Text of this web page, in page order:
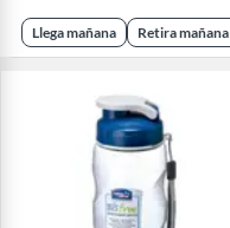
Llega mañana Retira mañana